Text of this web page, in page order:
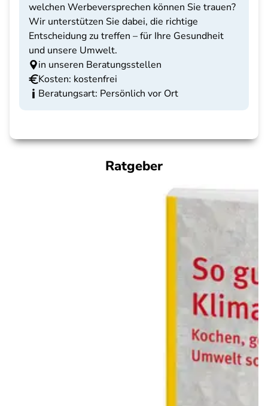
welchen Werbeversprechen können Sie trauen?
Wir unterstützen Sie dabei, die richtige
Entscheidung zu treffen – für Ihre Gesundheit
und unsere Umwelt.
in unseren Beratungsstellen
Kosten: kostenfrei
Beratungsart: Persönlich vor Ort
Ratgeber